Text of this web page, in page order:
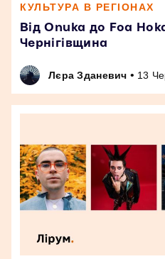
КУЛЬТУРА В РЕГІОНАХ
Від Onuka до Foa
Чернігівщина
Лєра Зданевич • 13